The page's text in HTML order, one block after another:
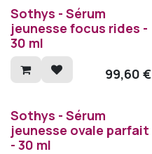
Sothys - Sérum
jeunesse focus rides -
30 ml
99,60 €
Sothys - Sérum
jeunesse ovale parfait
- 30 ml